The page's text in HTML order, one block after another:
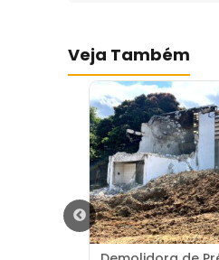
Veja Também